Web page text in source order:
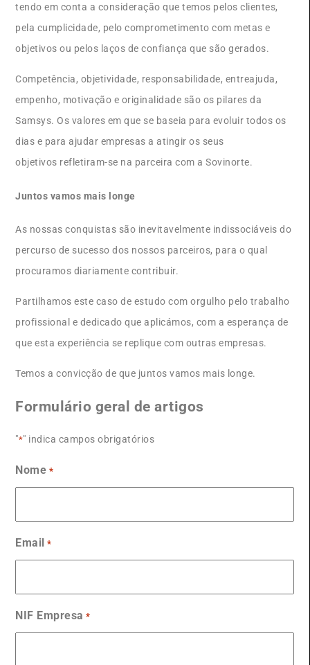
tendo em conta a consideração que temos pelos clientes,
pela cumplicidade, pelo comprometimento com metas e
objetivos ou pelos laços de confiança que são gerados.
Competência, objetividade, responsabilidade, entreajuda,
empenho, motivação e originalidade são os pilares da
Samsys. Os valores em que se baseia para evoluir todos os
dias e para ajudar empresas a atingir os seus
objetivos refletiram-se na parceira com a Sovinorte.
Juntos vamos mais longe
As nossas conquistas são inevitavelmente indissociáveis do
percurso de sucesso dos nossos parceiros, para o qual
procuramos diariamente contribuir.
Partilhamos este caso de estudo com orgulho pelo trabalho
profissional e dedicado que aplicámos, com a esperança de
que esta experiência se replique com outras empresas.
Temos a convicção de que juntos vamos mais longe.
Formulário geral de artigos
"*" indica campos obrigatórios
Nome *
Email *
NIF Empresa *